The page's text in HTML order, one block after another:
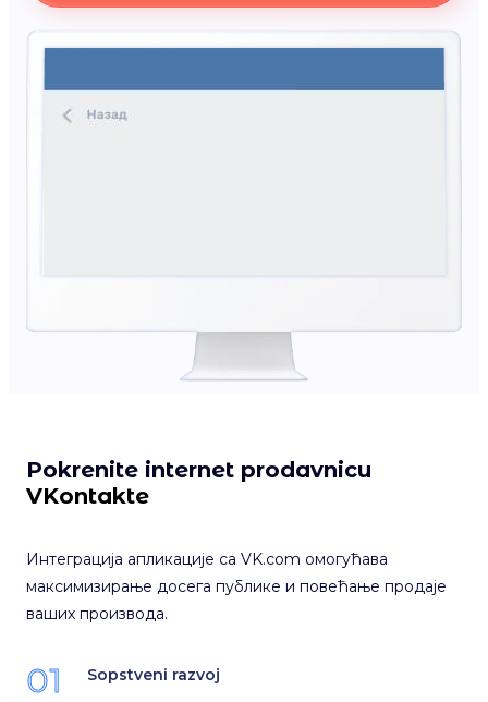
Pokrenite internet prodavnicu
VKontakte
Интеграција апликације са VK.com омогућава
максимизирање досега публике и повећање продаје
ваших производа.
01 Sopstveni razvoj